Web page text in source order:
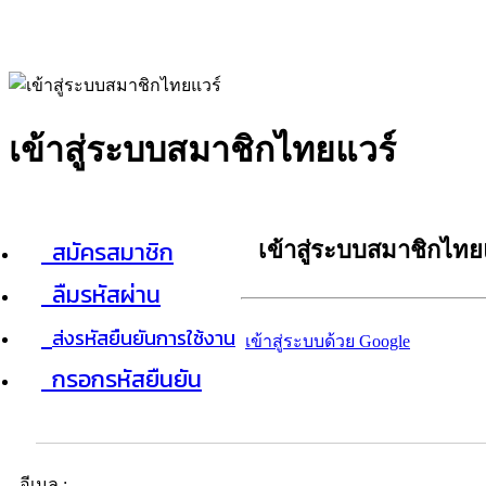
เข้าสู่ระบบสมาชิกไทยแวร์
สมัครสมาชิก
ลืมรหัสผ่าน
ส่งรหัสยืนยันการใช้งาน
กรอกรหัสยืนยัน
เข้าสู่ระบบสมาชิกไท
เข้าสู่ระบบด้วย Google